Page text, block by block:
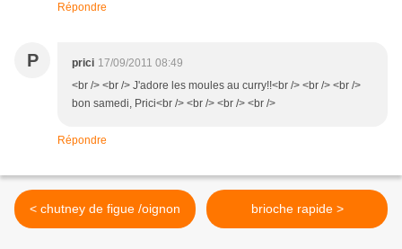
Répondre
P prici 17/09/2011 08:49
<br /> <br /> J'adore les moules au curry!!<br /> <br /> <br />
bon samedi, Prici<br /> <br /> <br /> <br />
Répondre
< chutney de figue /oignon brioche rapide >